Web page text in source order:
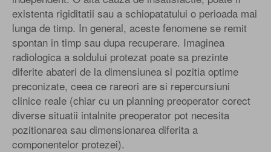
existenta rigiditatii sau a schiopatatului o perioada mai
lunga de timp. In general, aceste fenomene se remit
spontan in timp sau dupa recuperare. Imaginea
radiologica a soldului protezat poate sa prezinte
diferite abateri de la dimensiunea si pozitia optime
preconizate, ceea ce rareori are si repercursiuni
clinice reale (chiar cu un planning preoperator corect
diverse situatii intalnite preoperator pot necesita
pozitionarea sau dimensionarea diferita a
componentelor protezei).